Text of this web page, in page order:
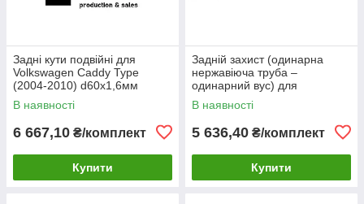
Задні кути подвійні для
Volkswagen Caddy Type
(2004-2010) d60х1,6мм
В наявності
6 667,10 ₴/комплект
Купити
Задній захист (одинарна
нержавіюча труба –
одинарний вус) для
Volkswagen Caddy Type
(2010-2015) d60х1,6мм
В наявності
5 636,40 ₴/комплект
Купити